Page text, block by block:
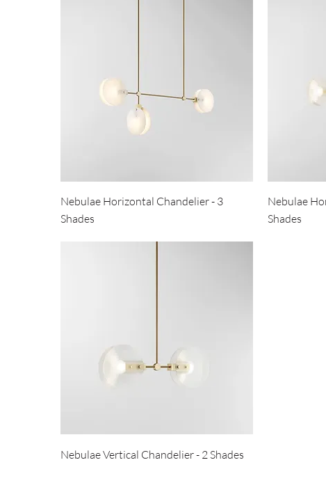
Nebulae Horizontal Chandelier - 3
Shades
Nebulae
Shades
Nebulae Vertical Chandelier - 2 Shades